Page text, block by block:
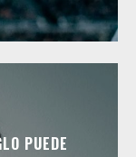
PUEDE